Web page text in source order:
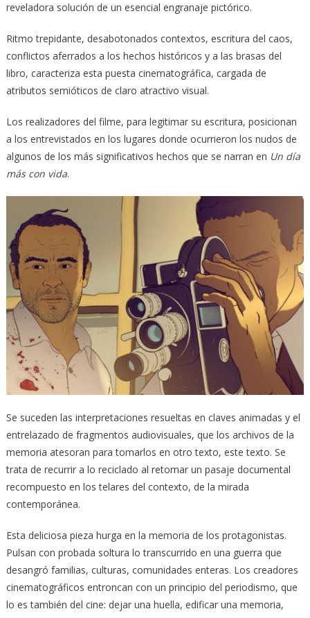
reveladora solución de un esencial engranaje pictórico.
Ritmo trepidante, desabotonados contextos, escritura del caos,
conflictos aferrados a los hechos históricos y a las brasas del
libro, caracteriza esta puesta cinematográfica, cargada de
atributos semióticos de claro atractivo visual.
Los realizadores del filme, para legitimar su escritura, posicionan
a los entrevistados en los lugares donde ocurrieron los nudos de
algunos de los más significativos hechos que se narran en Un día
más con vida.
Se suceden las interpretaciones resueltas en claves animadas y el
entrelazado de fragmentos audiovisuales, que los archivos de la
memoria atesoran para tomarlos en otro texto, este texto. Se
trata de recurrir a lo reciclado al retomar un pasaje documental
recompuesto en los telares del contexto, de la mirada
contemporánea.
Esta deliciosa pieza hurga en la memoria de los protagonistas.
Pulsan con probada soltura lo transcurrido en una guerra que
desangró familias, culturas, comunidades enteras. Los creadores
cinematográficos entroncan con un principio del periodismo, que
lo es también del cine: dejar una huella, edificar una memoria,